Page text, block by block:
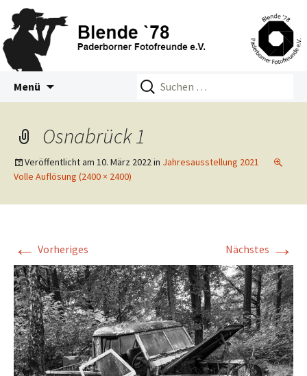
Blende 78 – Paderborner
Fotofreunde e.V.
Menü
Suchen
nach:
Osnabrück 1
Veröffentlicht am 10. März 2022in Jahresausstellung 2021
Volle Auflösung (2400 × 2400)
← Vorheriges Nächstes →